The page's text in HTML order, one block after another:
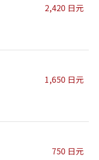
2,420 日元
1,650 日元
750 日元